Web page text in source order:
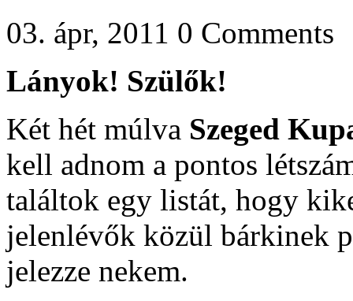
03. ápr, 2011 0 Comments
Lányok! Szülők!
Két hét múlva Szeged
kell adnom a pontos
találtok egy listát, hogy
jelenlévők közül bárkinek
jelezze nekem.